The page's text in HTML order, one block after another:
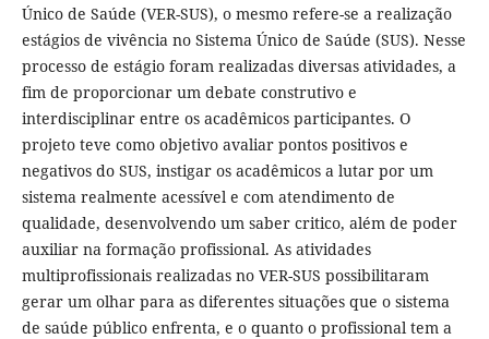
Único de Saúde (VER-SUS), o mesmo refere-se a realização
estágios de vivência no Sistema Único de Saúde (SUS). Nesse
processo de estágio foram realizadas diversas atividades, a
fim de proporcionar um debate construtivo e
interdisciplinar entre os acadêmicos participantes. O
projeto teve como objetivo avaliar pontos positivos e
negativos do SUS, instigar os acadêmicos a lutar por um
sistema realmente acessível e com atendimento de
qualidade, desenvolvendo um saber critico, além de poder
auxiliar na formação profissional. As atividades
multiprofissionais realizadas no VER-SUS possibilitaram
gerar um olhar para as diferentes situações que o sistema
de saúde público enfrenta, e o quanto o profissional tem a